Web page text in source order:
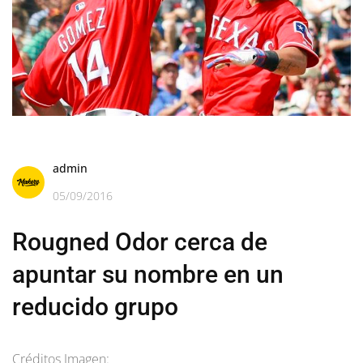
admin
05/09/2016
Rougned Odor cerca de
apuntar su nombre en un
reducido grupo
Créditos Imagen: